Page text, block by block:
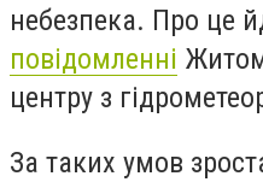
небезпека. Про це
повідомленні
центру з
За таких умов